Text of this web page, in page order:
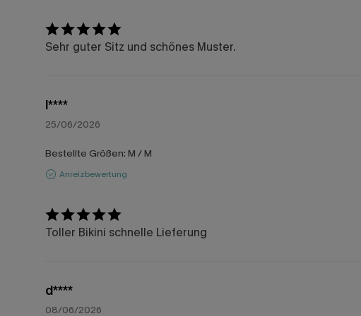
Sehr guter Sitz und schönes Muster.
l****
25/06/2026
Bestellte Größen: M / M
Anreizbewertung
Toller Bikini schnelle Lieferung
d****
08/06/2026